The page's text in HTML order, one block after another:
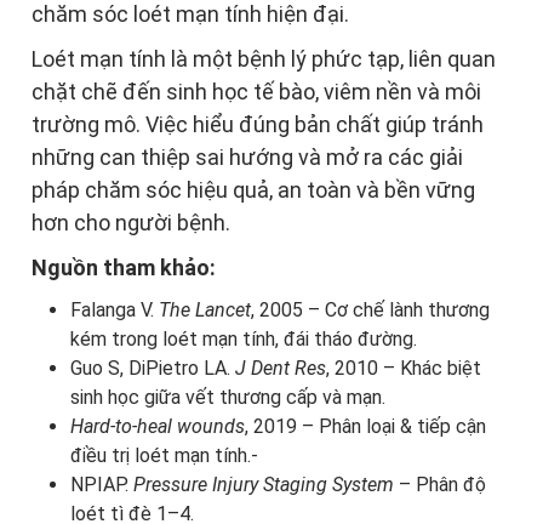
chăm sóc loét mạn tính hiện đại.
Loét mạn tính là một bệnh lý phức tạp, liên quan
chặt chẽ đến sinh học tế bào, viêm nền và môi
trường mô. Việc hiểu đúng bản chất giúp tránh
những can thiệp sai hướng và mở ra các giải
pháp chăm sóc hiệu quả, an toàn và bền vững
hơn cho người bệnh.
Nguồn tham khảo:
Falanga V. The Lancet, 2005 – Cơ chế lành thương
kém trong loét mạn tính, đái tháo đường.
Guo S, DiPietro LA. J Dent Res, 2010 – Khác biệt
sinh học giữa vết thương cấp và mạn.
Hard-to-heal wounds, 2019 – Phân loại & tiếp cận
điều trị loét mạn tính.-
NPIAP. Pressure Injury Staging System – Phân độ
loét tì đè 1–4.